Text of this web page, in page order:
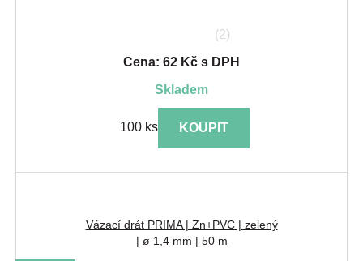
(2)
Cena: 62 Kč s DPH
skladem
100 ks KOUPIT
Vázací drát PRIMA | Zn+PVC | zelený
| ø 1,4 mm | 50 m